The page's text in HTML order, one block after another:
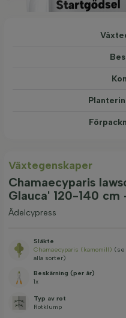
Växtegenskaper
Chamaecyparis
Glauca' 120-140 cm
Ädelcypress
Släkte
Chamaecyparis (kamomill) (se
alla sorter)
Beskärning (per år)
1x
Typ av rot
Rotklump